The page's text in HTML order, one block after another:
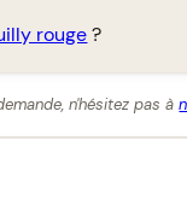
rouge?
n'hésitez pas à